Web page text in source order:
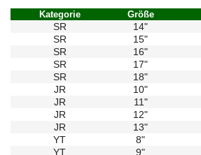
Kategorie Größe
SR 14"
SR
15"
SR
16"
SR
17"
SR
18"
JR
10"
JR
11"
JR
12"
JR
13"
YT
8"
YT
9"